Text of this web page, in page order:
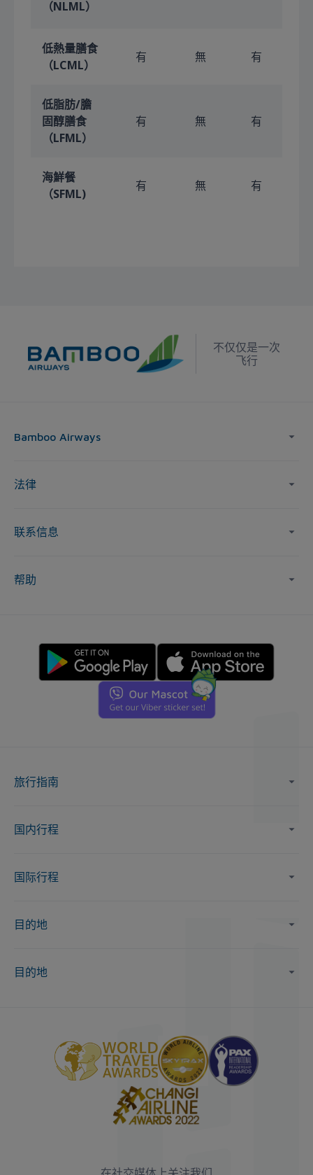
（NLML）
低熱量膳食
（LCML）
有 無 有
低脂肪/膽
固醇膳食
（LFML）
有 無 有
海鮮餐
（SFML)
有 無 有
不仅仅是一次
飞行
Bamboo Airways
法律
联系信息
帮助
旅行指南
国内行程
国际行程
目的地
目的地